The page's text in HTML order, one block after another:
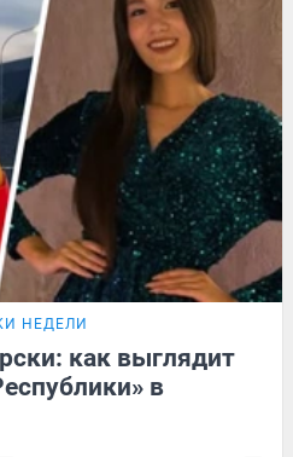
НЕДЕЛИ
как выглядит
в